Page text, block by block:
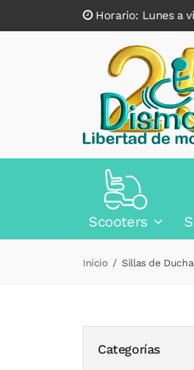
Horario: Lunes a
Scooters
Inicio Sillas de
Categorías